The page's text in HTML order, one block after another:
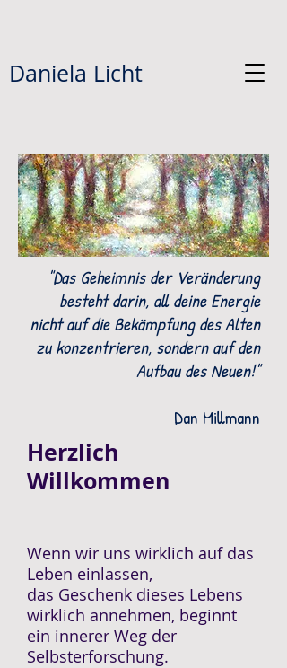
Daniela Licht
"Das Geheimnis der Veränderung
besteht darin, all deine Energie
nicht auf die Bekämpfung des Alten
zu konzentrieren, sondern auf den
Aufbau des Neuen!"
Dan Millmann
Herzlich
Willkommen
Wenn wir uns wirklich auf das
Leben einlassen,
das Geschenk dieses Lebens
wirklich annehmen, beginnt
ein innerer Weg der
Selbsterforschung.